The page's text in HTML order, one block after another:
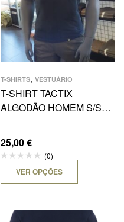
T-SHIRTS, VESTUÁRIO
T-SHIRT TACTIX
ALGODÃO HOMEM S/S
FIRE DEP- NEW YORK
25,00€
(0)
VER OPÇÕES